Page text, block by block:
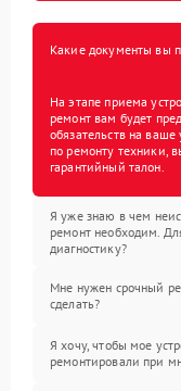
Какие документы вы
На этапе приема
ремонт вам будет
обязательств на ваше
по ремонту техники,
гарантийный талон.
Я уже знаю в чем
ремонт необходим.
диагностику?
Мне нужен срочный
сделать?
Я хочу, чтобы мое
ремонтировали при